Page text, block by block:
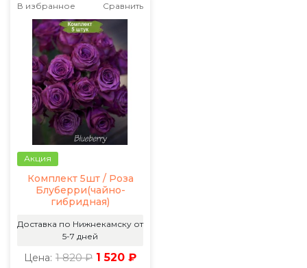
В избранное Сравнить
Акция
Комплект 5шт / Роза
Блуберри(чайно-
гибридная)
Доставка по Нижнекамску от
5-7 дней
Цена: 1 820 ₽ 1 520 ₽